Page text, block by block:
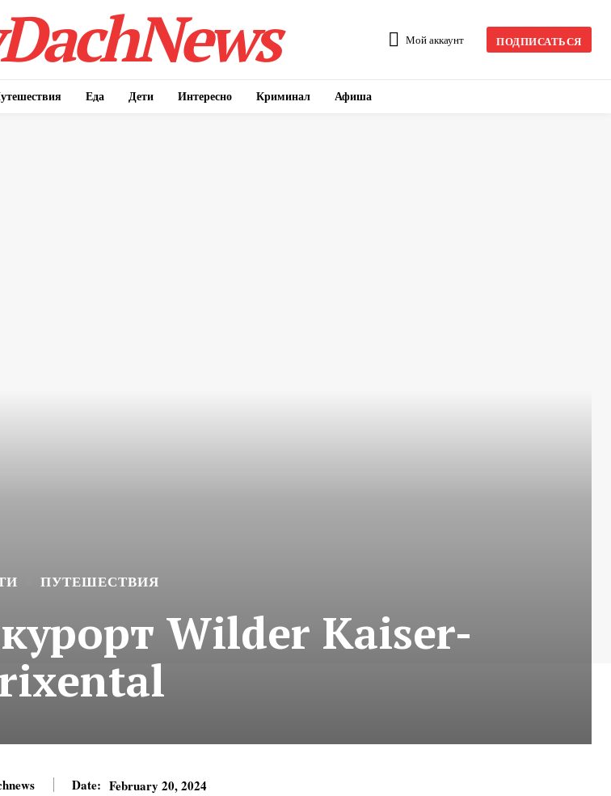
Мой аккаунт ПОДПИСАТЬСЯ
Еда Дети Интересно Криминал Афиша
ПУТЕШЕСТВИЯ
Wilder Kaiser-
Date: February 20, 2024